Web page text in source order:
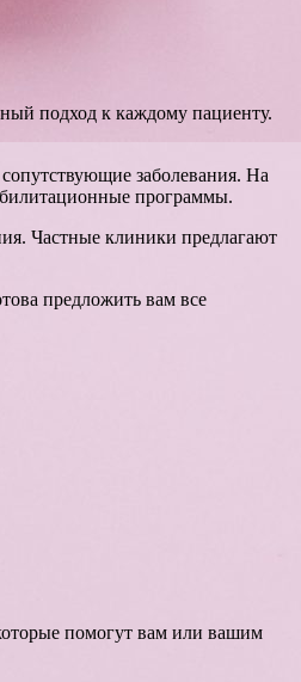
подход к каждому пациенту.
заболевания. На
программы.
Частные клиники предлагают
предложить вам все
помогут вам или вашим